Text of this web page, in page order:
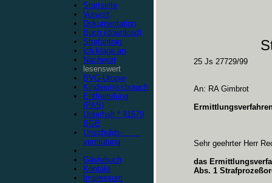
Startseite
Vorwort
Dokumentation
Buch (download)
Strafantrag
ich klage an
Nachwort
lesenswert
BVG-Utopie
Kindesmissbrauch
Entfremdung
(PAS)
Unterhalt * §1579
BGB
Unschulds-
vermutung
Gästebuch
Kontakt
Impressum
25 Js 27729/99
An: RA Gimbrot
Sehr geehrter Herr
das
Abs. 1